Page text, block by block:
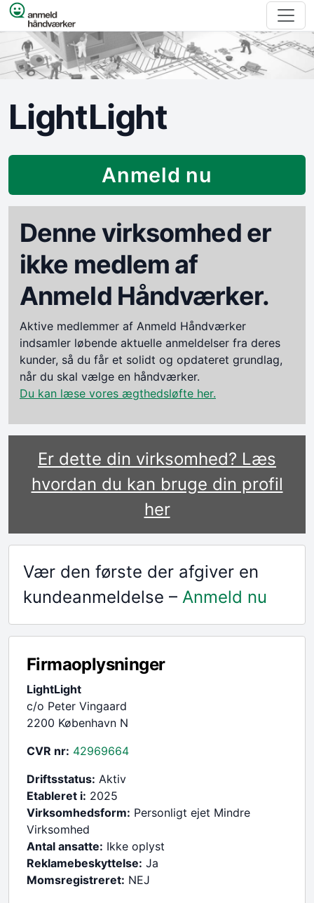
Spring til indhold
LightLight
Anmeld nu
Denne virksomhed er
ikke medlem af
Anmeld Håndværker.
Aktive medlemmer af Anmeld Håndværker
indsamler løbende aktuelle anmeldelser fra deres
kunder, så du får et solidt og opdateret grundlag,
når du skal vælge en håndværker.
Du kan læse vores ægthedsløfte her.
Er dette din virksomhed? Læs
hvordan du kan bruge din profil
her
Vær den første der afgiver en
kundeanmeldelse – Anmeld nu
Firmaoplysninger
LightLight
c/o Peter Vingaard
2200 København N
CVR nr: 42969664
Driftsstatus: Aktiv
Etableret i: 2025
Virksomhedsform: Personligt ejet Mindre
Virksomhed
Antal ansatte: Ikke oplyst
Reklamebeskyttelse: Ja
Momsregistreret: NEJ